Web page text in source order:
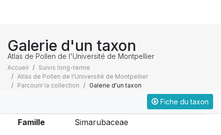
Galerie d'un taxon
Atlas de Pollen de l'Université de Montpellier
Accueil
Suivis long-terme
Atlas de Pollen de l'Université de Montpellier
Parcourir la collection
Galerie d'un taxon
Fiche du taxon
Famille Simarubaceae